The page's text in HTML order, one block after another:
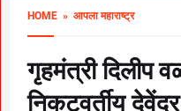
HOME » आपला महाराष्ट्र
गृहमंत्री दिलीप
निकटवर्तीय